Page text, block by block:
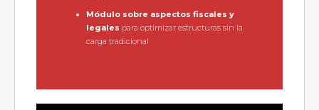
Módulo sobre aspectos fiscales y
legales para optimizar estructuras sin la
carga tradicional